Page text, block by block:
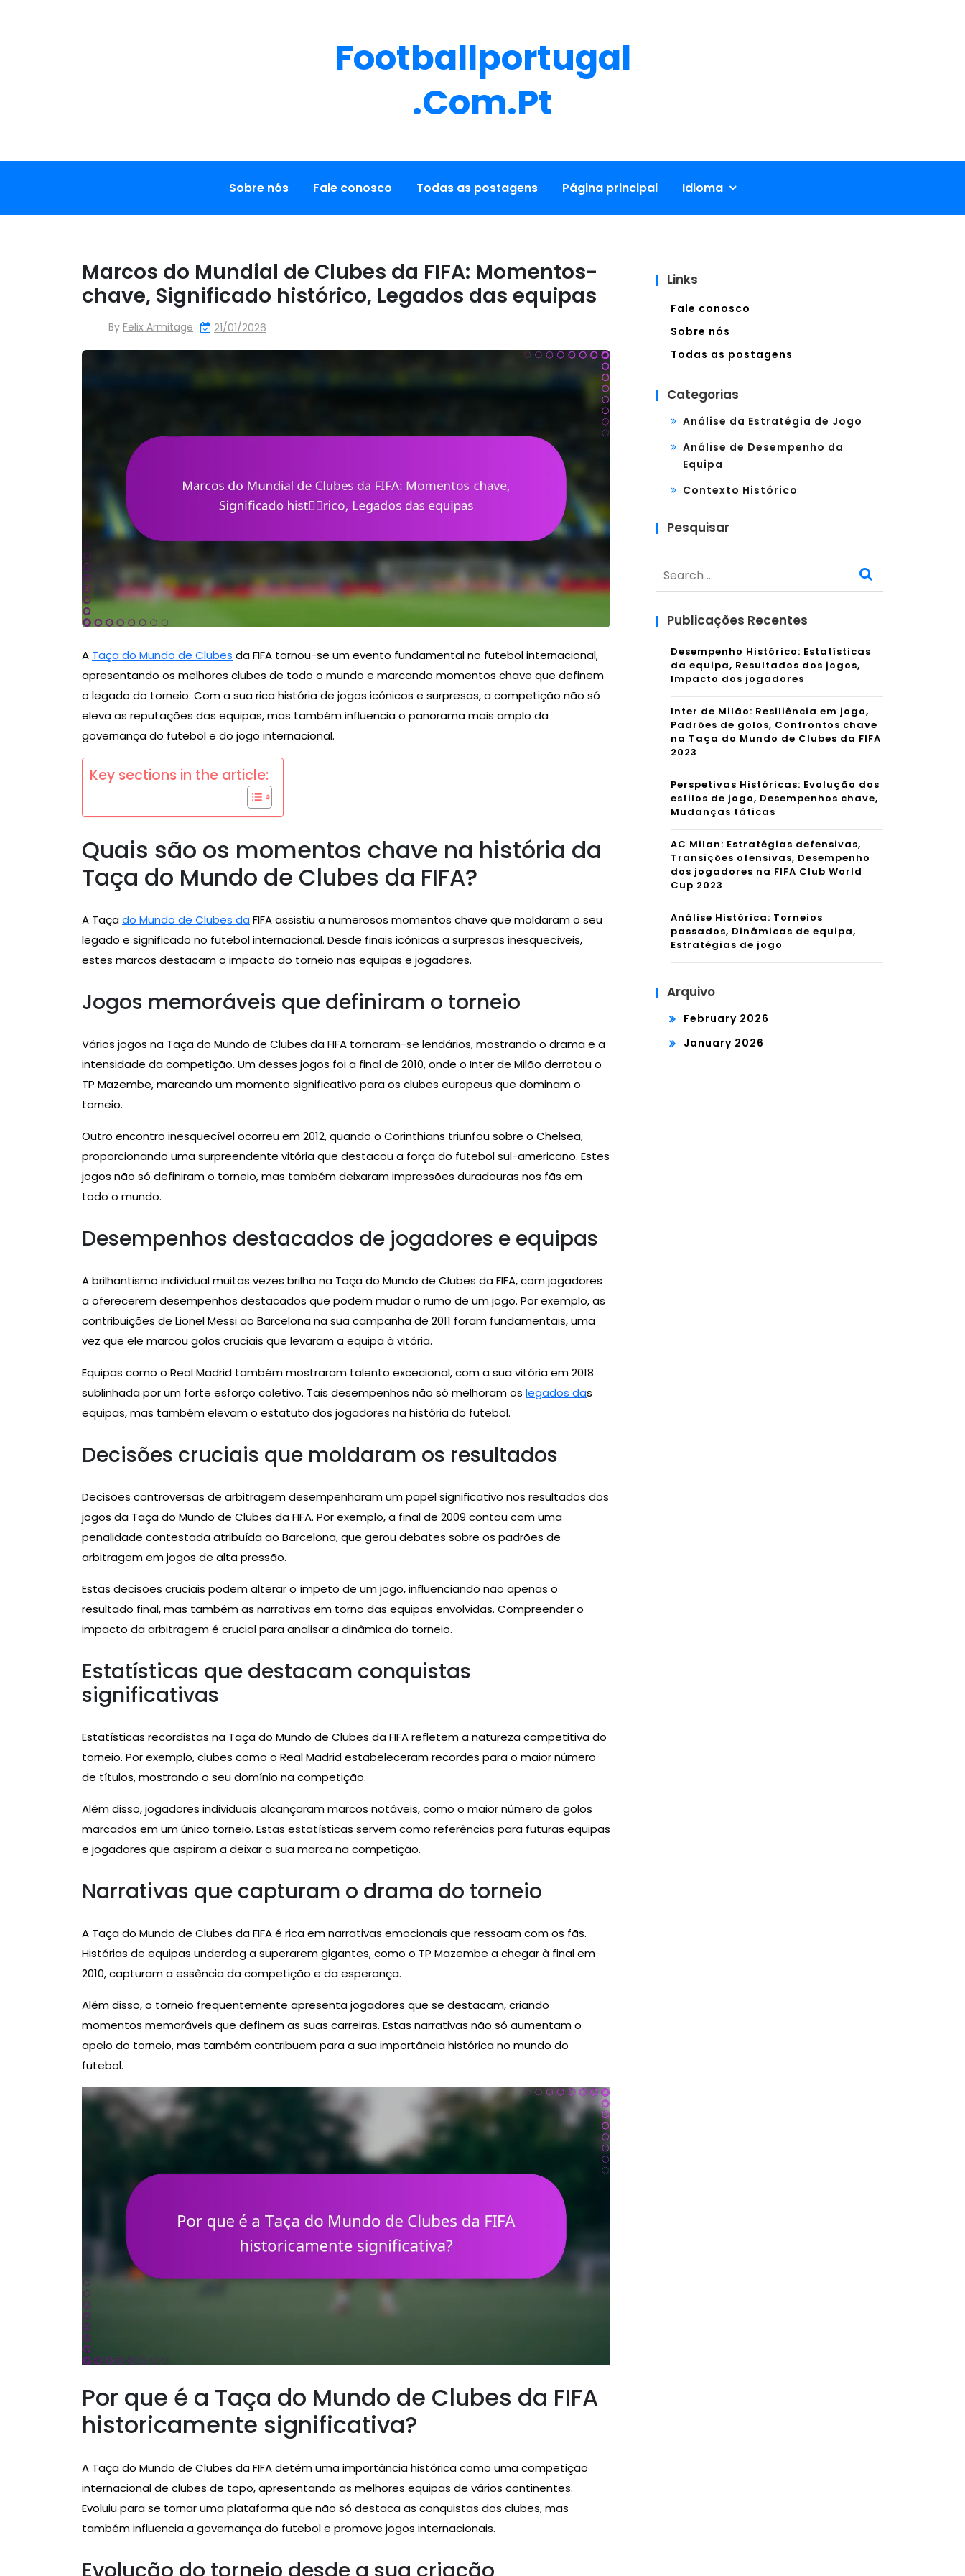
Footballportugal
.com.pt
Sobre nós Fale conosco Todas as postagens Página principal Idioma
Marcos do Mundial de Clubes da FIFA: Momentos-
chave, Significado histórico, Legados das equipas
By Felix Armitage 21/01/2026
A Taça do Mundo de Clubes da FIFA tornou-se um evento fundamental no futebol internacional,
apresentando os melhores clubes de todo o mundo e marcando momentos chave que definem
o legado do torneio. Com a sua rica história de jogos icónicos e surpresas, a competição não só
eleva as reputações das equipas, mas também influencia o panorama mais amplo da
governança do futebol e do jogo internacional.
Key sections in the article:
Quais são os momentos chave na história da
Taça do Mundo de Clubes da FIFA?
A Taçado Mundo de Clubes da FIFA assistiu a numerosos momentos chave que moldaram o seu
legado e significado no futebol internacional. Desde finais icónicas a surpresas inesquecíveis,
estes marcos destacam o impacto do torneio nas equipas e jogadores.
Jogos memoráveis que definiram o torneio
Vários jogos na Taça do Mundo de Clubes da FIFA tornaram-se lendários, mostrando o drama e a
intensidade da competição. Um desses jogos foi a final de 2010, onde o Inter de Milão derrotou o
TP Mazembe, marcando um momento significativo para os clubes europeus que dominam o
torneio.
Outro encontro inesquecível ocorreu em 2012, quando o Corinthians triunfou sobre o Chelsea,
proporcionando uma surpreendente vitória que destacou a força do futebol sul-americano. Estes
jogos não só definiram o torneio, mas também deixaram impressões duradouras nos fãs em
todo o mundo.
Desempenhos destacados de jogadores e equipas
A brilhantismo individual muitas vezes brilha na Taça do Mundo de Clubes da FIFA, com jogadores
a oferecerem desempenhos destacados que podem mudar o rumo de um jogo. Por exemplo, as
contribuições de Lionel Messi ao Barcelona na sua campanha de 2011 foram fundamentais, uma
vez que ele marcou golos cruciais que levaram a equipa à vitória.
Equipas como o Real Madrid também mostraram talento excecional, com a sua vitória em 2018
sublinhada por um forte esforço coletivo. Tais desempenhos não só melhoram os legados das
equipas, mas também elevam o estatuto dos jogadores na história do futebol.
Decisões cruciais que moldaram os resultados
Decisões controversas de arbitragem desempenharam um papel significativo nos resultados dos
jogos da Taça do Mundo de Clubes da FIFA. Por exemplo, a final de 2009 contou com uma
penalidade contestada atribuída ao Barcelona, que gerou debates sobre os padrões de
arbitragem em jogos de alta pressão.
Estas decisões cruciais podem alterar o ímpeto de um jogo, influenciando não apenas o
resultado final, mas também as narrativas em torno das equipas envolvidas. Compreender o
impacto da arbitragem é crucial para analisar a dinâmica do torneio.
Estatísticas que destacam conquistas
significativas
Estatísticas recordistas na Taça do Mundo de Clubes da FIFA refletem a natureza competitiva do
torneio. Por exemplo, clubes como o Real Madrid estabeleceram recordes para o maior número
de títulos, mostrando o seu domínio na competição.
Além disso, jogadores individuais alcançaram marcos notáveis, como o maior número de golos
marcados em um único torneio. Estas estatísticas servem como referências para futuras equipas
e jogadores que aspiram a deixar a sua marca na competição.
Narrativas que capturam o drama do torneio
A Taça do Mundo de Clubes da FIFA é rica em narrativas emocionais que ressoam com os fãs.
Histórias de equipas underdog a superarem gigantes, como o TP Mazembe a chegar à final em
2010, capturam a essência da competição e da esperança.
Além disso, o torneio frequentemente apresenta jogadores que se destacam, criando
momentos memoráveis que definem as suas carreiras. Estas narrativas não só aumentam o
apelo do torneio, mas também contribuem para a sua importância histórica no mundo do
futebol.
Por que é a Taça do Mundo de Clubes da FIFA
historicamente significativa?
A Taça do Mundo de Clubes da FIFA detém uma importância histórica como uma competição
internacional de clubes de topo, apresentando as melhores equipas de vários continentes.
Evoluiu para se tornar uma plataforma que não só destaca as conquistas dos clubes, mas
também influencia a governança do futebol e promove jogos internacionais.
Links
Fale conosco
Sobre nós
Todas as postagens
Categorias
Análise da Estratégia de Jogo
Análise de Desempenho da
Equipa
Contexto Histórico
Pesquisar
for:
Publicações Recentes
Desempenho Histórico: Estatísticas
da equipa, Resultados dos jogos,
Impacto dos jogadores
Inter de Milão: Resiliência em jogo,
Padrões de golos, Confrontos chave
na Taça do Mundo de Clubes da FIFA
2023
Perspetivas Históricas: Evolução dos
estilos de jogo, Desempenhos chave,
Mudanças táticas
AC Milan: Estratégias defensivas,
Transições ofensivas, Desempenho
dos jogadores na FIFA Club World
Cup 2023
Análise Histórica: Torneios
passados, Dinâmicas de equipa,
Estratégias de jogo
Arquivo
February 2026
January 2026